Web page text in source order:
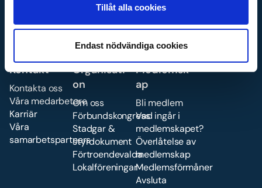
Tillåt alla cookies
Endast nödvändiga cookies
Kontakt
Kontakta oss
Våra medarbetare
Karriär
Våra
samarbetspartners
Organisati
on
Om oss
Förbundskongress
Stadgar &
styrdokument
Förtroendevalda
Lokalföreningar
Medlemsk
ap
Bli medlem
Vad ingår i
medlemskapet?
Överlåtelse av
medlemskap
Medlemsförmåner
Avsluta